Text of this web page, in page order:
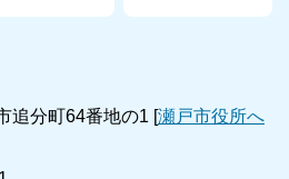
追分町64番地の1 [瀬戸市役所へ